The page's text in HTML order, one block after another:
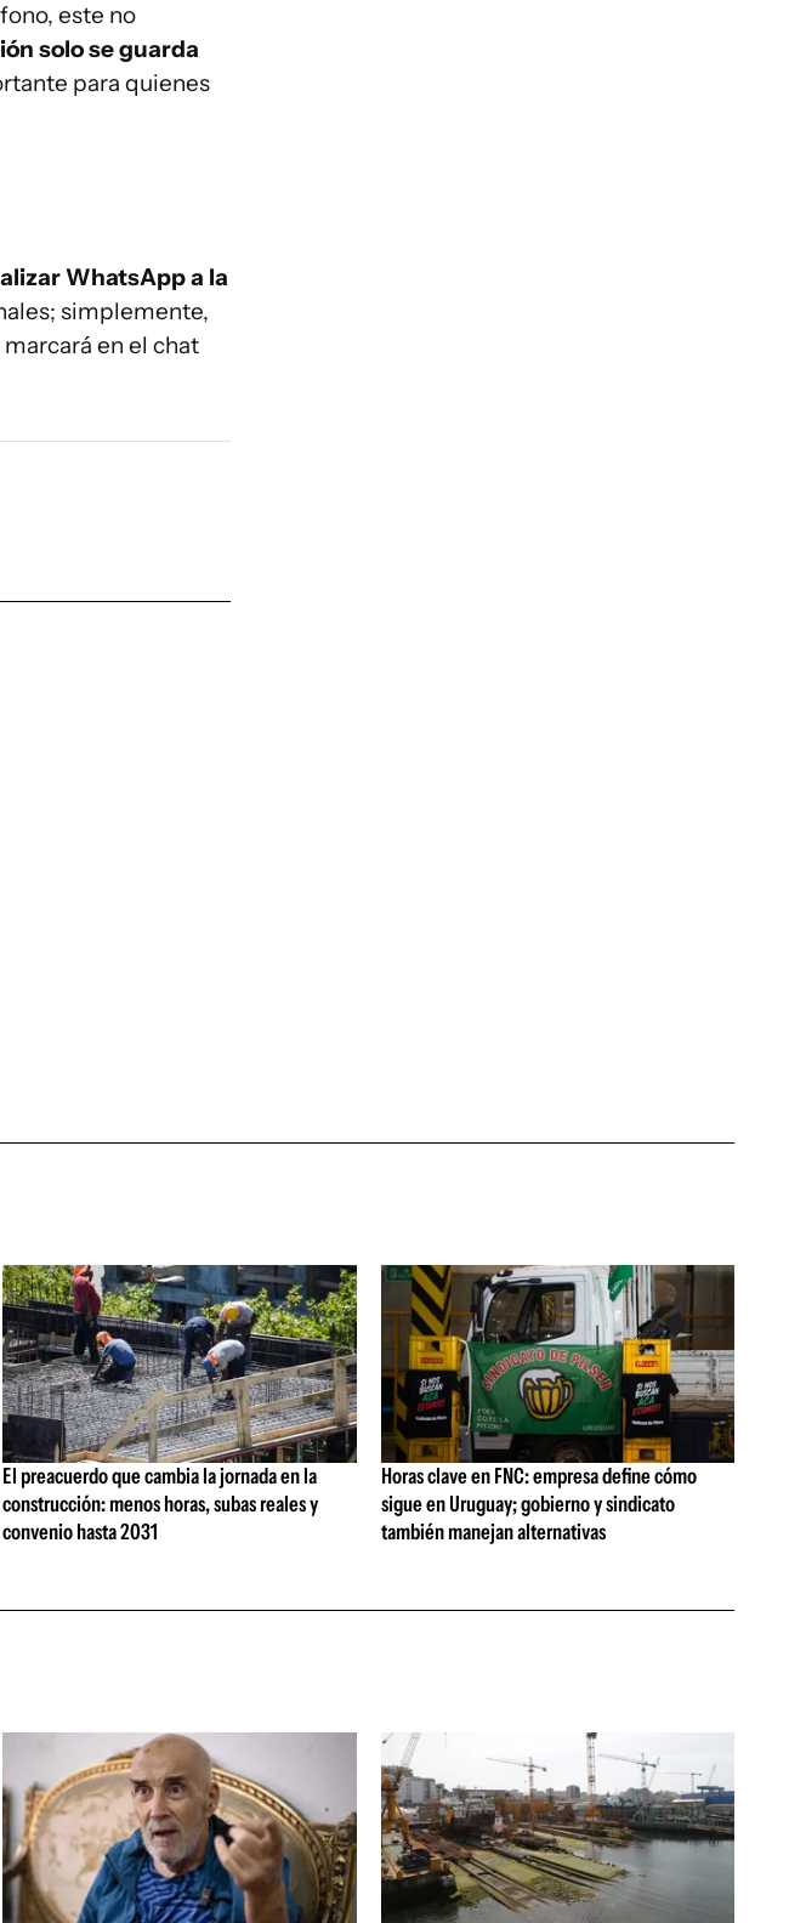
este no
solo se guarda
para quienes
WhatsApp a la
simplemente,
en el chat
El preacuerdo que cambia la jornada en la
construcción: menos horas, subas reales y
convenio hasta 2031
Horas clave en FNC: empresa define cómo
sigue en Uruguay; gobierno y sindicato
también manejan alternativas